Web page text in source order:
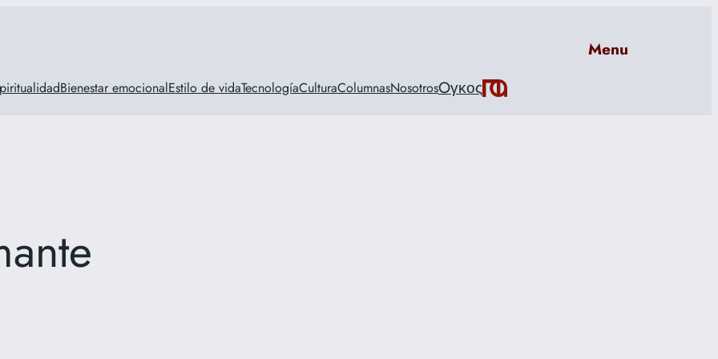
Menu
Bienestar emocionalEstilo de vidaTecnologíaCulturaColumnasNosotrosOγκος